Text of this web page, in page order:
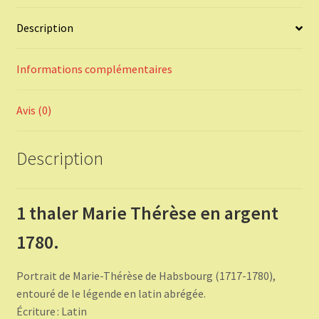
Description
Informations complémentaires
Avis (0)
Description
1 thaler Marie Thérèse en argent
1780.
Portrait de Marie-Thérèse de Habsbourg (1717-1780),
entouré de le légende en latin abrégée.
Écriture : Latin